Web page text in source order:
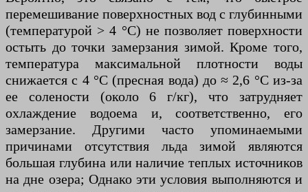
перемешивание поверхностных вод с глубинными
(температурой > 4 °C) не позволяет поверхности
остыть до точки замерзания зимой. Кроме того,
температура максимальной плотности воды
снижается с 4 °C (пресная вода) до ≈ 2,6 °C из-за
ее солености (около 6 г/кг), что затрудняет
охлаждение водоема и, соответственно, его
замерзание. Другими часто упоминаемыми
причинами отсутствия льда зимой являются
большая глубина или наличие теплых источников
на дне озера; Однако эти условия выполняются и